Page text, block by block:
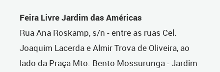
Feira Livre Jardim das Américas
Rua Ana Roskamp, s/n - entre as ruas Cel.
Joaquim Lacerda e Almir Trova de Oliveira, ao
lado da Praça Mto. Bento Mossurunga - Jardim